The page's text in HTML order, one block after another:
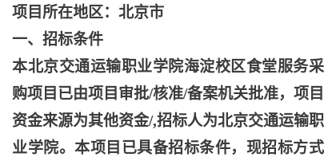
项目所在地区：北京市
一、招标条件
本北京交通运输职业学院海淀校区食堂服务采
购项目已由项目审批/核准/备案机关批准，项目
资金来源为其他资金/,招标人为北京交通运输职
业学院。本项目已具备招标条件，现招标方式